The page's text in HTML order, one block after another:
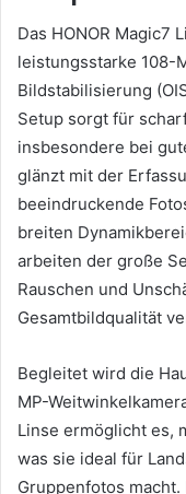
Das HONOR Magic7
leistungsstarke 108-
Bildstabilisierung
Setup sorgt für
insbesondere bei
glänzt mit der
beeindruckende
breiten
arbeiten der große
Rauschen und
Gesamtbildqualität
Begleitet wird die
MP-
Linse ermöglicht es,
was sie ideal für
Gruppenfotos